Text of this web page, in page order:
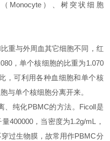
Monocyte）、树突状细胞
重与外周血其它细胞不同，红
，单个核细胞的比重为1.070
，可利用各种血细胞和单个核
与单个核细胞分离开来。
、纯化PBMC的方法。Ficoll是
400000，当密度为1.2g/mL，
过生物膜，故常用作PBMC分